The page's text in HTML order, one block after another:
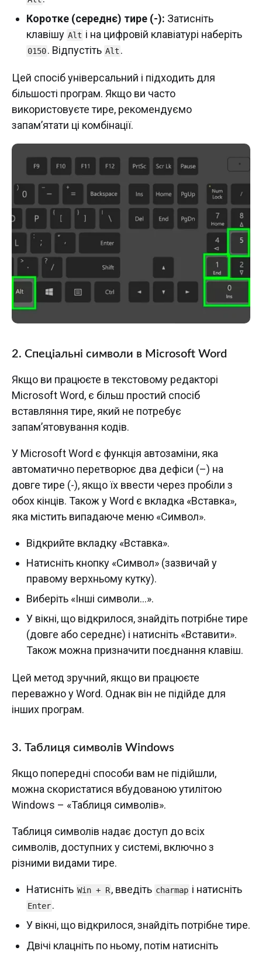
Коротке (середнє) тире (-): Затисніть
клавішу Alt і на цифровій клавіатурі наберіть
0150. Відпустіть Alt .
Цей спосіб універсальний і підходить для
більшості програм. Якщо ви часто
використовуєте тире, рекомендуємо
запам’ятати ці комбінації.
2. Спеціальні символи в Microsoft Word
Якщо ви працюєте в текстовому редакторі
Microsoft Word, є більш простий спосіб
вставляння тире, який не потребує
запам’ятовування кодів.
У Microsoft Word є функція автозаміни, яка
автоматично перетворює два дефіси (–) на
довге тире (-), якщо їх ввести через пробіли з
обох кінців. Також у Word є вкладка «Вставка»,
яка містить випадаюче меню «Символ».
Відкрийте вкладку «Вставка».
Натисніть кнопку «Символ» (зазвичай у
правому верхньому кутку).
Виберіть «Інші символи…».
У вікні, що відкрилося, знайдіть потрібне тире
(довге або середнє) і натисніть «Вставити».
Також можна призначити поєднання клавіш.
Цей метод зручний, якщо ви працюєте
переважно у Word. Однак він не підійде для
інших програм.
3. Таблиця символів Windows
Якщо попередні способи вам не підійшли,
можна скористатися вбудованою утилітою
Windows – «Таблиця символів».
Таблиця символів надає доступ до всіх
символів, доступних у системі, включно з
різними видами тире.
Натисніть Win + R, введіть charmap і натисніть
Enter.
У вікні, що відкрилося, знайдіть потрібне тире.
Двічі клацніть по ньому, потім натисніть